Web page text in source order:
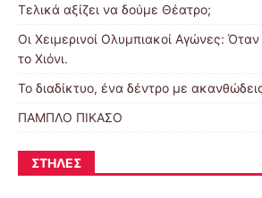
Τελικά αξίζει να δούμε Θέατρο;
Οι Χειμερινοί Ολυμπιακοί Αγώνες:
το Χιόνι.
Το διαδίκτυο, ένα δέντρο με
ΠΑΜΠΛΟ ΠΙΚΑΣΟ
ΣΤΉΛΕΣ